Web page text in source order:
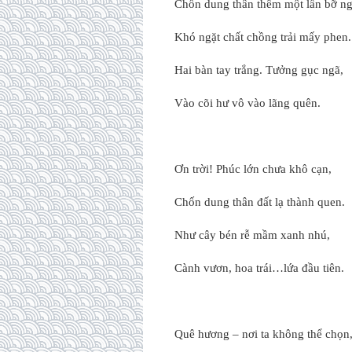
Chốn dung thân thêm một lần bỡ
Khó ngặt chất chồng trải mấy phen.
Hai bàn tay trắng. Tưởng gục ngã,
Vào cõi hư vô vào lãng quên.
Ơn trời! Phúc lớn chưa khô cạn,
Chốn dung thân đất lạ thành quen.
Như cây bén rễ mầm xanh nhú,
Cành vươn, hoa trái…lứa đầu tiên.
Quê hương – nơi ta không thể chọn,